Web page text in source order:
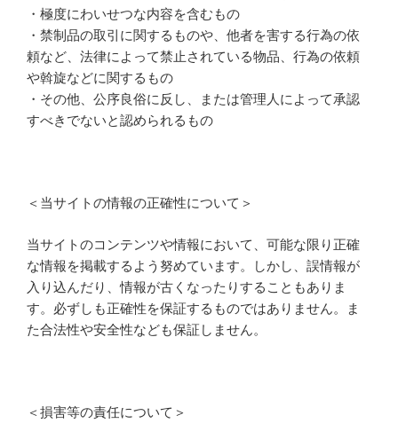
・極度にわいせつな内容を含むもの
・禁制品の取引に関するものや、他者を害する行為の依
頼など、法律によって禁止されている物品、行為の依頼
や斡旋などに関するもの
・その他、公序良俗に反し、または管理人によって承認
すべきでないと認められるもの
＜当サイトの情報の正確性について＞
当サイトのコンテンツや情報において、可能な限り正確
な情報を掲載するよう努めています。しかし、誤情報が
入り込んだり、情報が古くなったりすることもありま
す。必ずしも正確性を保証するものではありません。ま
た合法性や安全性なども保証しません。
＜損害等の責任について＞